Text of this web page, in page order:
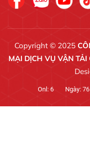
Copyright © 2025
MẠI DỊCH VỤ VẬN TẢI
Onl: 6 Ngày: 76